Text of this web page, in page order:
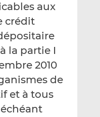
aux
crédit
la partie I
2010
de
et à tous
échéant